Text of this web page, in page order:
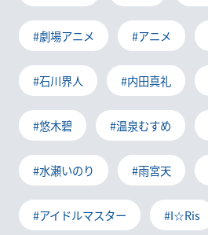
#劇場アニメ #アニメ
#石川界人 #内田真礼
#悠木碧 #温泉むすめ
#水瀬いのり #雨宮天
#アイドルマスター #I☆Ris